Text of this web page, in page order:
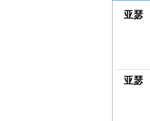
亚瑟
亚瑟